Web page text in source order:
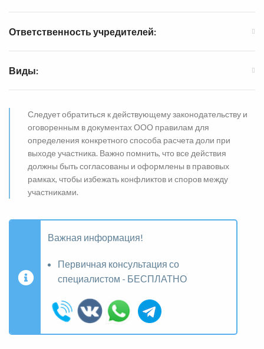
Ответственность учредителей:
Виды:
Следует обратиться к действующему законодательству и
оговоренным в документах ООО правилам для
определения конкретного способа расчета доли при
выходе участника. Важно помнить, что все действия
должны быть согласованы и оформлены в правовых
рамках, чтобы избежать конфликтов и споров между
участниками.
Важная информация!
Первичная консультация со
специалистом - БЕСПЛАТНО